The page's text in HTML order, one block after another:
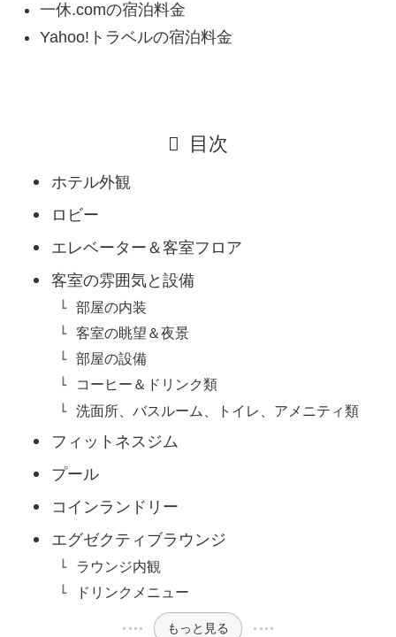
一休.comの宿泊料金
Yahoo!トラベルの宿泊料金
目次
ホテル外観
ロビー
エレベーター＆客室フロア
客室の雰囲気と設備
部屋の内装
客室の眺望＆夜景
部屋の設備
コーヒー＆ドリンク類
洗面所、バスルーム、トイレ、アメニティ類
フィットネスジム
プール
コインランドリー
エグゼクティブラウンジ
ラウンジ内観
ドリンクメニュー
もっと見る